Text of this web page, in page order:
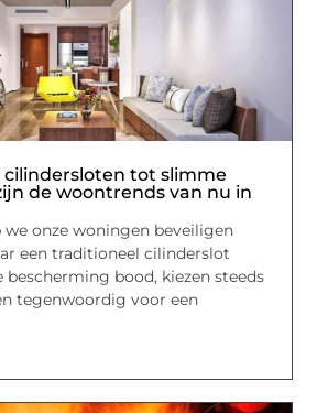
tot slimme
de woontrends van nu in
onze woningen beveiligen
een traditioneel cilinderslot
bood, kiezen steeds
tegenwoordig voor een